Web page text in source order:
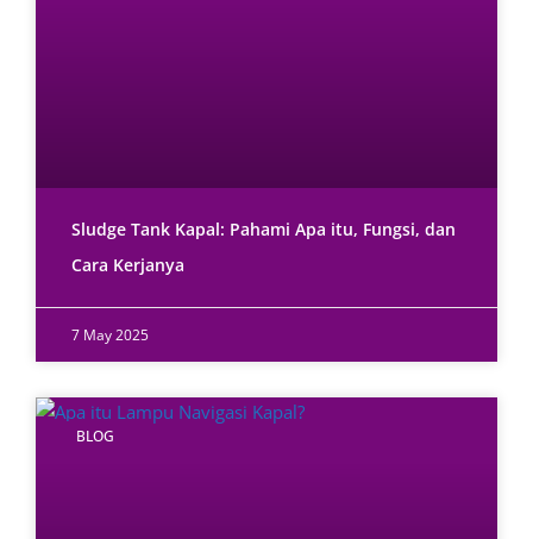
Sludge Tank Kapal: Pahami Apa itu, Fungsi, dan
Cara Kerjanya
7 May 2025
BLOG